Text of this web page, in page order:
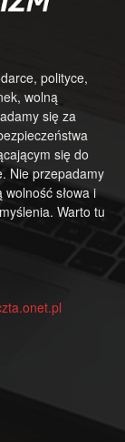
polityce,
wolną
się za
się do
Nie przepadamy
słowa i
Warto tu